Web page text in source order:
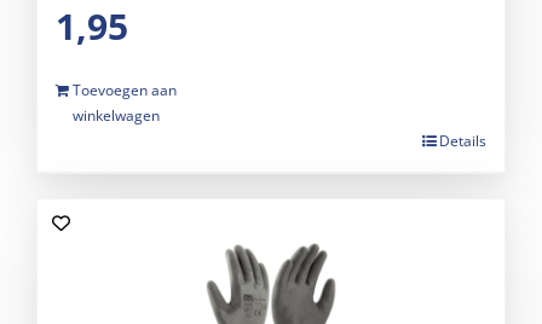
1,95
Toevoegen aan
winkelwagen
Details